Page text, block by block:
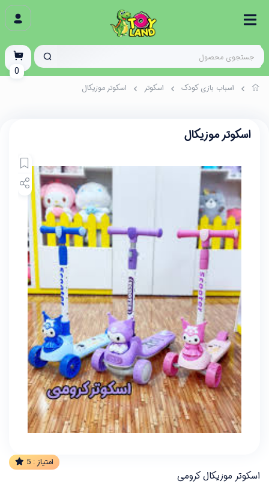
اسباب بازی کودک اسکوتر اسکوتر موزیکال
اسکوتر موزیکال
امتیاز : 5
اسکوتر موزیکال کرومی
0